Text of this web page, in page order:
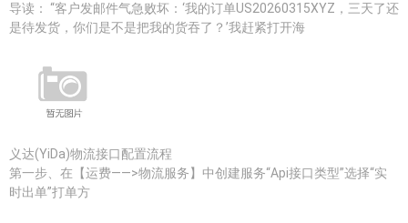
导读： “客户发邮件气急败坏：‘我的订单US20260315XYZ，三天了还
是待发货，你们是不是把我的货吞了？’我赶紧打开海
义达(YiDa)物流接口配置流程
第一步、在【运费——>物流服务】中创建服务“Api接口类型”选择“实
时出单”打单方